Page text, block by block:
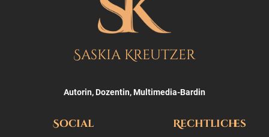
Saskia Kreutzer
Autorin, Dozentin, Multimedia-Bardin
Social Rechtliches